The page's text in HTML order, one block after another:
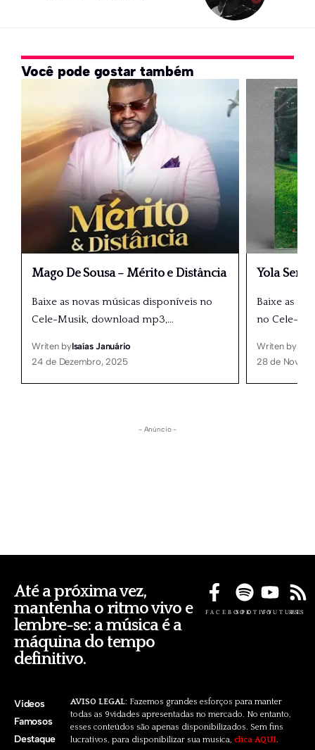
Você pode gostar também
Mago De Sousa – Mérito e Distância
Baixe as novas músicas disponíveis no
Cele-Musik, download mp3,…
Writen byIsaías Januário
24 de Dezembro, 2025
Yola
Baixe as
no Cele-
Writen by
28 de
- Anúncio -
Até a próxima vez,
mantenha o ritmo vivo e
lembre-se: a música é a
máquina do tempo
definitivo.
FACEBOOKSPOTIFYYOUTUBE
RSS
Videos
Famosos
Destaque
AVISO LEGAL: Fazemos grandes esforços para manter
todas as 9vidades apresentadas no mercado. No entanto,
esses conteúdos são apenas disponibilizados. Sem fins
lucrativos, para disponibilizar sua musica, clica AQUI.